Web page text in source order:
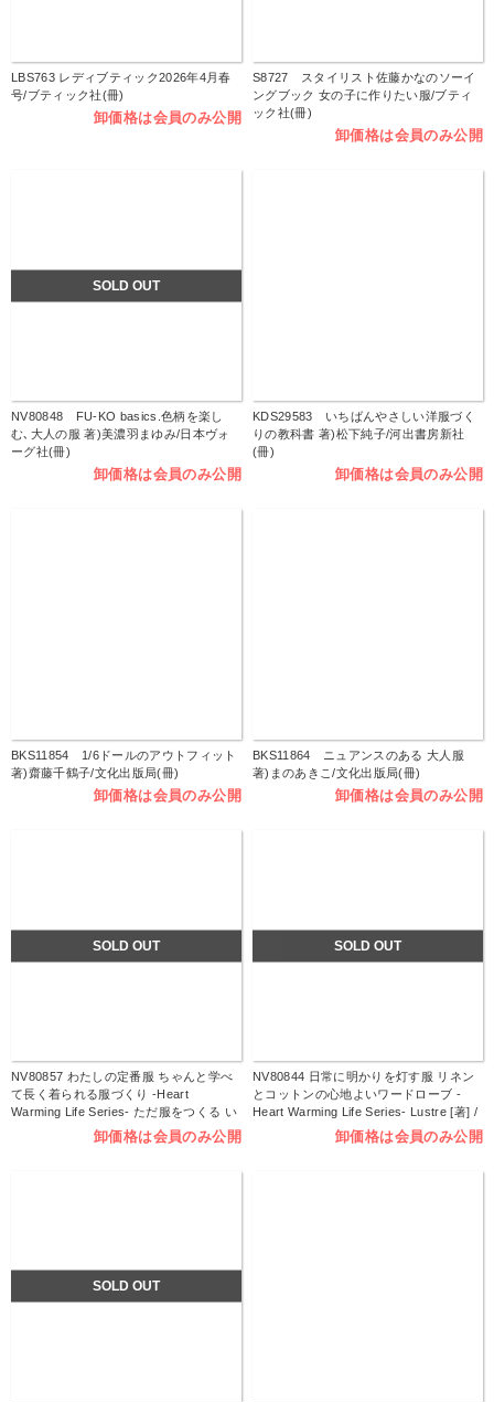
LBS763 レディブティック2026年4月春
号/ブティック社(冊)
卸価格は会員のみ公開
S8727 スタイリスト佐藤かなのソーイ
ングブック 女の子に作りたい服/ブティ
ック社(冊)
卸価格は会員のみ公開
SOLD OUT
NV80848 FU-KO basics.色柄を楽し
む､大人の服 著)美濃羽まゆみ/日本ヴォ
ーグ社(冊)
卸価格は会員のみ公開
KDS29583 いちばんやさしい洋服づく
りの教科書 著)松下純子/河出書房新社
(冊)
卸価格は会員のみ公開
BKS11854 1/6ドールのアウトフィット
著)齋藤千鶴子/文化出版局(冊)
卸価格は会員のみ公開
BKS11864 ニュアンスのある 大人服
著)まのあきこ/文化出版局(冊)
卸価格は会員のみ公開
SOLD OUT
NV80857 わたしの定番服 ちゃんと学べ
て長く着られる服づくり -Heart
Warming Life Series- ただ服をつくる い
づみ [著] / 日本ヴォーグ社 (冊)
卸価格は会員のみ公開
SOLD OUT
NV80844 日常に明かりを灯す服 リネン
とコットンの心地よいワードローブ -
Heart Warming Life Series- Lustre [著] /
日本ヴォーグ社 (冊)卸価格は会員のみ公開
SOLD OUT